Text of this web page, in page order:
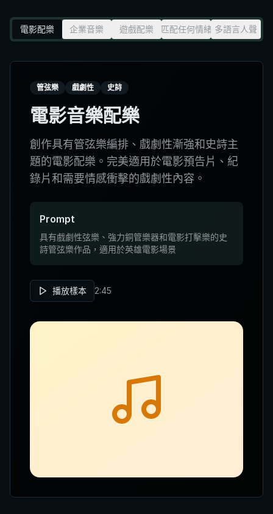
電影配樂 企業音樂 遊戲配樂 匹配任何情緒 多語言人聲
管弦樂 戲劇性 史詩
電影音樂配樂
創作具有管弦樂編排、戲劇性漸強和史詩主
題的電影配樂。完美適用於電影預告片、紀
錄片和需要情感衝擊的戲劇性內容。
Prompt
具有戲劇性弦樂、強力銅管樂器和電影打擊樂的史
詩管弦樂作品，適用於英雄電影場景
播放樣本 2:45